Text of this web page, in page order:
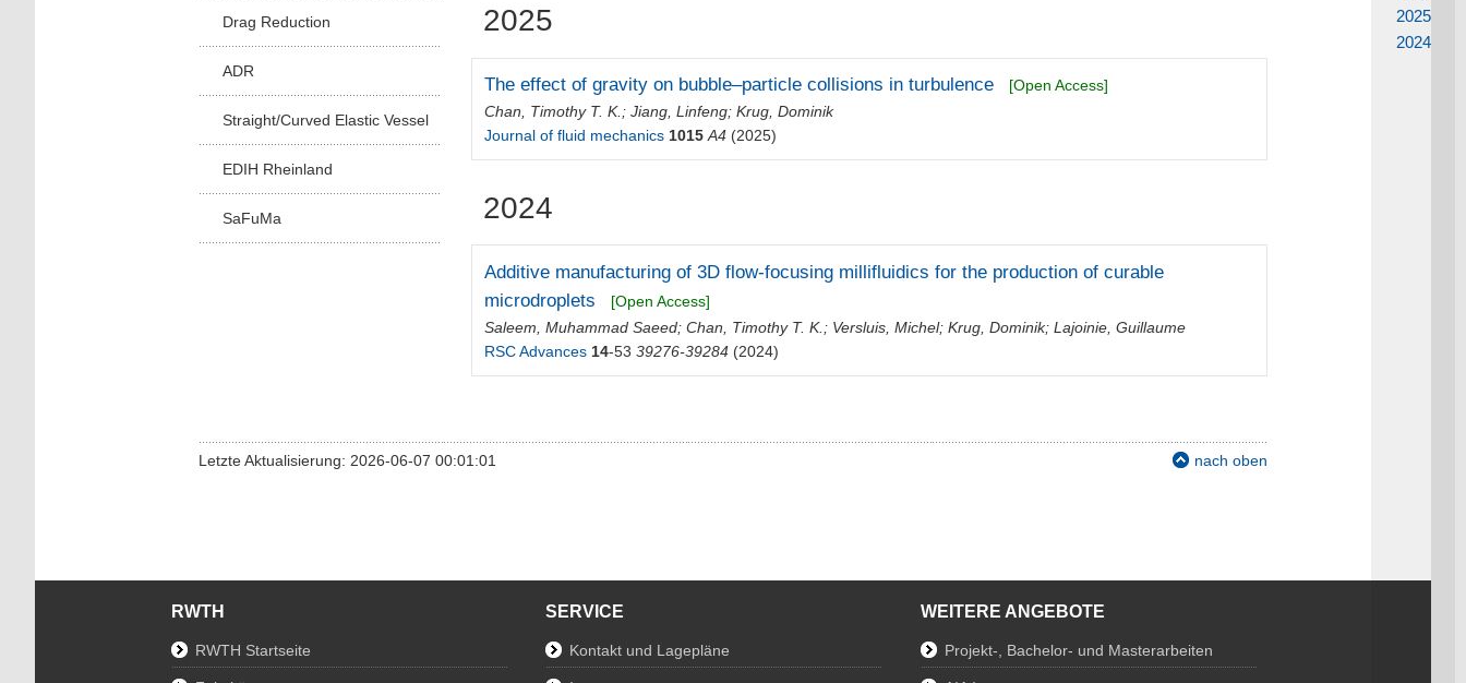
Drag Reduction
ADR
Straight/Curved Elastic Vessel
EDIH Rheinland
SaFuMa
2025
2024
2025
The effect of gravity on bubble–particle collisions in turbulence
[Open Access]
Chan, Timothy T. K. ;Jiang, Linfeng;Krug, Dominik
Journal of fluid mechanics 1015 A4 (2025)
2024
Additive manufacturing of 3D flow-focusing millifluidics for the production of curable
microdroplets
[Open Access]
Saleem, Muhammad Saeed;Chan, Timothy T. K. ; Versluis, Michel;Krug, Dominik;Lajoinie, Guillaume
RSC Advances 14-53 39276-39284 (2024)
Letzte Aktualisierung: 2026-06-07 00:01:01 nach oben
RWTH
RWTH Startseite
SERVICE
Kontakt und Lagepläne
WEITERE ANGEBOTE
Projekt-, Bachelor- und Masterarbeiten